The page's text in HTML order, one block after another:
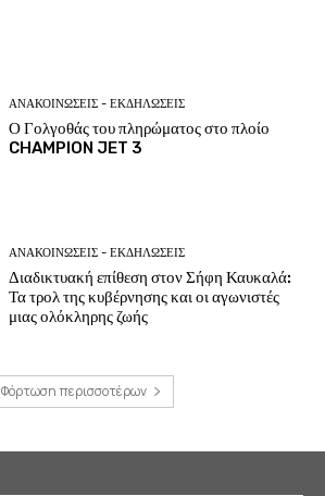
ΑΝΑΚΟΙΝΩΣΕΙΣ - ΕΚΔΗΛΩΣΕΙΣ
Ο Γολγοθάς του πληρώματος στο πλοίο
CHAMPION JET 3
ΑΝΑΚΟΙΝΩΣΕΙΣ - ΕΚΔΗΛΩΣΕΙΣ
Διαδικτυακή επίθεση στον Σήφη Καυκαλά:
Τα τρολ της κυβέρνησης και οι αγωνιστές
μιας ολόκληρης ζωής
Φόρτωση περισσοτέρων